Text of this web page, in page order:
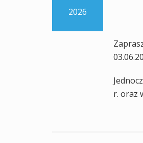
2026
r. oraz